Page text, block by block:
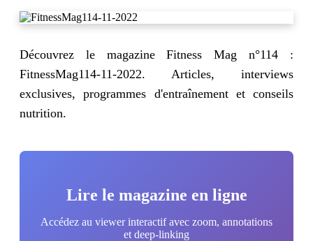
Découvrez le magazine Fitness Mag n°114 :
FitnessMag114-11-2022. Articles, interviews
exclusives, programmes d'entraînement et conseils
nutrition.
Lire le magazine en ligne
Accédez au viewer interactif avec zoom, annotations
et deep-linking